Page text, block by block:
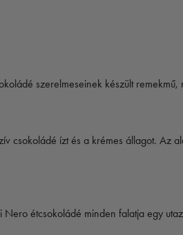
szerelmeseinek készült
csokoládé ízt és a krémes állagot. Az
Nero étcsokoládé minden falatja egy